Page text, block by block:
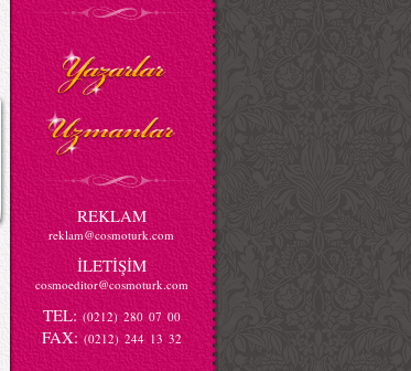
REKLAM
reklam@cosmoturk.com
İLETİŞİM
cosmoeditor@cosmoturk.com
TEL: (0212) 280 07 00
FAX: (0212) 244 13 32